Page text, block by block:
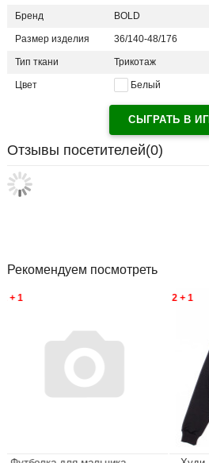
Бренд BOLD
Размер изделия 36/140-48/176
Тип ткани Трикотаж
Цвет Белый
СЫГРАТЬ В
Отзывы посетителей(0)
Рекомендуем посмотреть